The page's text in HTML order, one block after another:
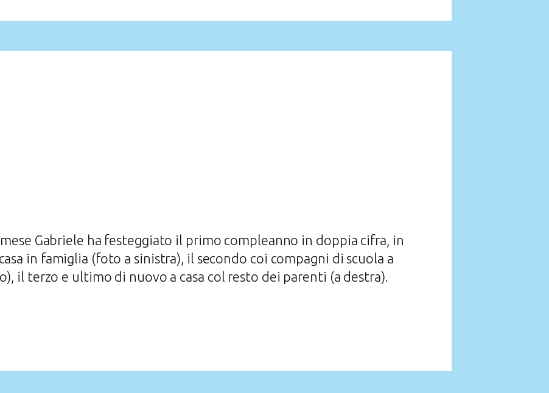
Gabriele ha festeggiato il primo compleanno in doppia cifra, in
in famiglia (foto a sinistra), il secondo coi compagni di scuola a
il terzo e ultimo di nuovo a casa col resto dei parenti (a destra).